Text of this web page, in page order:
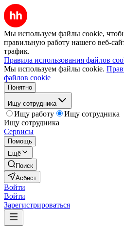
Мы используем файлы cookie,
правильную работу нашего веб-
трафик.
Правила использования файлов
Мы используем файлы cookie.
файлов cookie
Понятно
Ищу сотрудника
Ищу работу
Ищу сотрудника
Ищу сотрудника
Сервисы
Помощь
Ещё
Поиск
Асбест
Войти
Войти
Зарегистрироваться